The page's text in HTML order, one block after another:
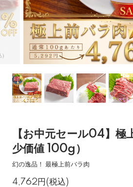
【お中元セール04】極
少価値 100g）
幻の逸品！ 最極上前バラ肉
4,762円(税込)